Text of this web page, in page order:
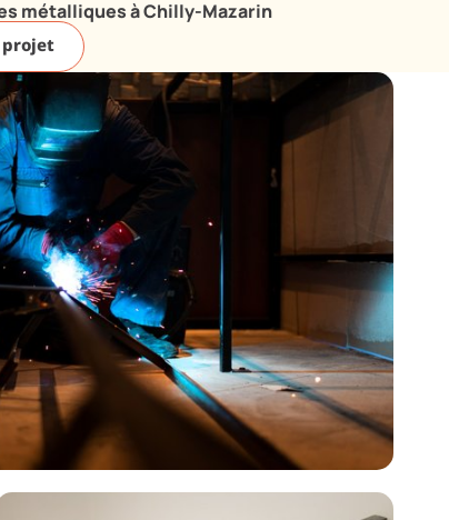
métalliques à Chilly-Mazarin